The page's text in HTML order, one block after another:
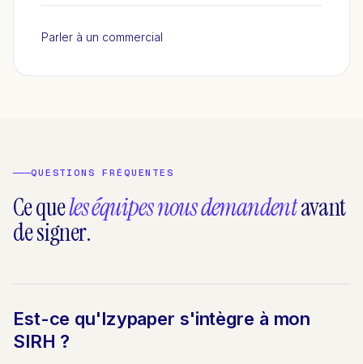
Parler à un commercial
QUESTIONS FRÉQUENTES
Ce queles équipes nous demandentavant
de signer.
Est-ce qu'Izypaper s'intègre à mon
SIRH ?